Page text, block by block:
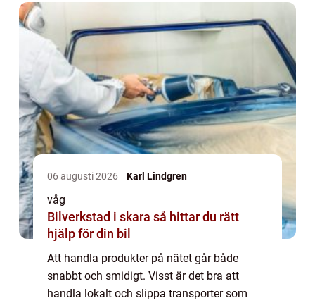
06 augusti 2026 Karl Lindgren
våg
Bilverkstad i skara så hittar du rätt
hjälp för din bil
Att handla produkter på nätet går både
snabbt och smidigt. Visst är det bra att
handla lokalt och slippa transporter som